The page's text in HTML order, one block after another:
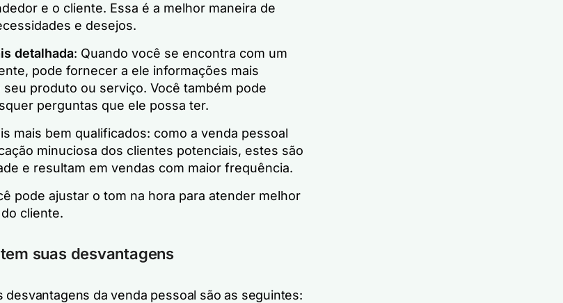
e o cliente. Essa é a melhor maneira de
e desejos.
detalhada: Quando você se encontra com um
pode fornecer a ele informações mais
seu produto ou serviço. Você também pode
perguntas que ele possa ter.
mais bem qualificados: como a venda pessoal
minuciosa dos clientes potenciais, estes são
e resultam em vendas com maior frequência.
pode ajustar o tom na hora para atender melhor
cliente.
suas desvantagens
desvantagens da venda pessoal são as seguintes: